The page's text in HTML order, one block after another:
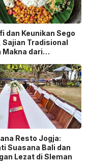
dan Keunikan Sego
Sajian Tradisional
Makna dari
Resto Jogja:
Suasana Bali dan
Lezat di Sleman